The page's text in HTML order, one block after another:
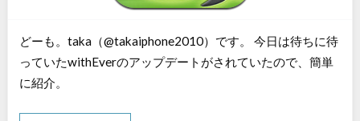
どーも。taka（@takaiphone2010）です。 今日は待ちに待
っていたwithEverのアップデートがされていたので、簡単
に紹介。